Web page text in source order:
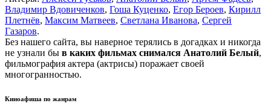
Владимир Вдовиченков, Гоша Куценко, Егор Бероев, Кирилл
Плетнёв, Максим Матвеев, Светлана Иванова, Сергей
Газаров.
Без нашего сайта, вы наверное терялись в догадках и никогда
не узнали бы в каких фильмах снимался Анатолий Белый,
фильмография актера (актрисы) поражает своей
многогранностью.
Киноафиша по жанрам